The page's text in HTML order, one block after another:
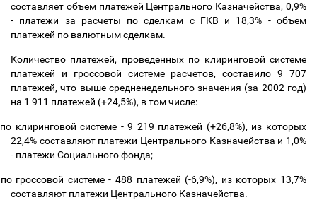
составляет объем платежей Центрального Казначейства, 0,9%
- платежи за расчеты по сделкам с ГКВ и 18,3% - объем
платежей по валютным сделкам.
Количество платежей, проведенных по клиринговой системе
платежей и гроссовой системе расчетов, составило 9 707
платежей, что выше средненедельного значения (за 2002 год)
на 1 911 платежей (+24,5%), в том числе:
по клиринговой системе - 9 219 платежей (+26,8%), из которых
22,4% составляют платежи Центрального Казначейства и 1,0%
- платежи Социального фонда;
по гроссовой системе - 488 платежей (-6,9%), из которых 13,7%
составляют платежи Центрального Казначейства.